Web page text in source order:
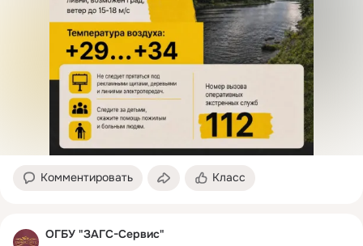
Комментировать Класс
ОГБУ "ЗАГС-Сервис"